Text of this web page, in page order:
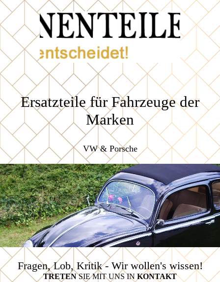
Ersatzteile für Fahrzeuge der
Marken
VW & Porsche
Fragen, Lob, Kritik - Wir wollen's wissen!
TRETENSIE MIT UNS IN KONTAKT